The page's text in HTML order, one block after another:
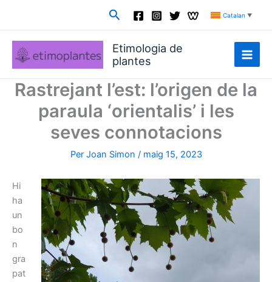
Cerca Catalan ▼
Etimologia de
plantes
Rastrejant l’est: l’origen de la
paraula ‘orientalis’ i les
seves connotacions
Per Joan Simon / maig 15, 2023
Hi
ha
un
bo
n
gra
pat